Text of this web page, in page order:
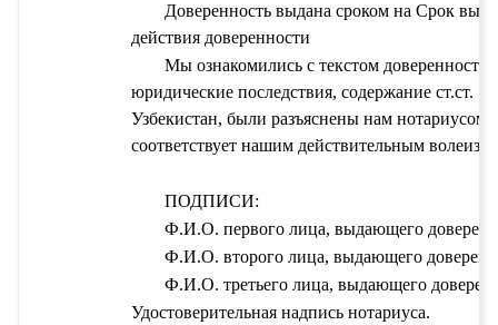
Доверенность выдана сроком на Срок
действия доверенности
Мы ознакомились с текстом доверенности
юридические последствия, содержание ст.ст.
Узбекистан, были разъяснены нам
соответствует нашим действительным
ПОДПИСИ:
Ф.И.О. первого лица, выдающего
Ф.И.О. второго лица, выдающего
Ф.И.О. третьего лица, выдающего
Удостоверительная надпись нотариуса.